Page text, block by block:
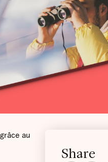
au
Share